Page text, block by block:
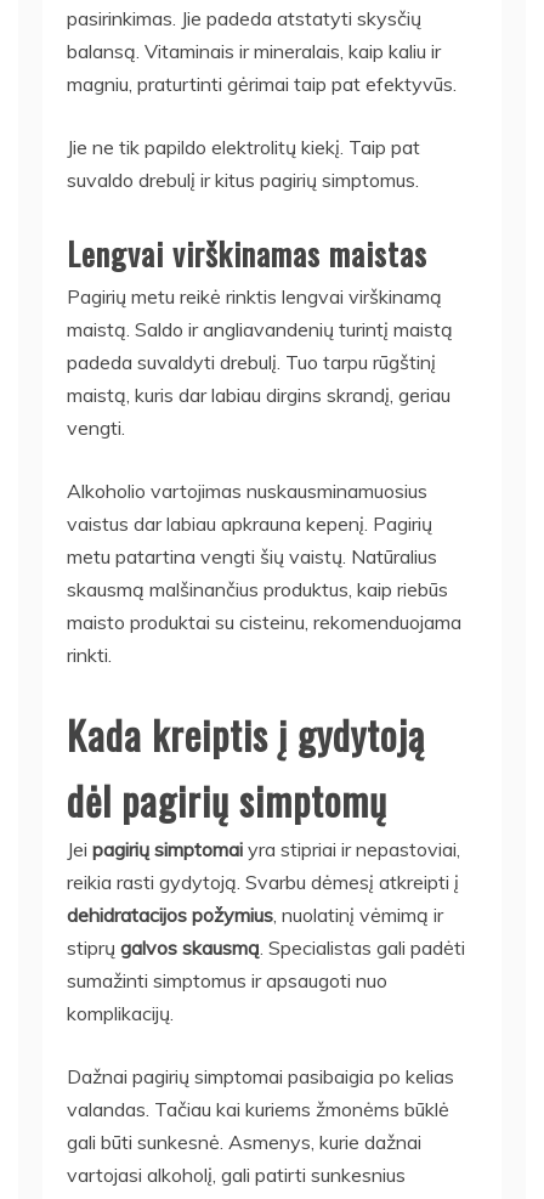
pasirinkimas. Jie padeda atstatyti skysčių
balansą. Vitaminais ir mineralais, kaip kaliu ir
magniu, praturtinti gėrimai taip pat efektyvūs.
Jie ne tik papildo elektrolitų kiekį. Taip pat
suvaldo drebulį ir kitus pagirių simptomus.
Lengvai virškinamas maistas
Pagirių metu reikė rinktis lengvai virškinamą
maistą. Saldo ir angliavandenių turintį maistą
padeda suvaldyti drebulį. Tuo tarpu rūgštinį
maistą, kuris dar labiau dirgins skrandį, geriau
vengti.
Alkoholio vartojimas nuskausminamuosius
vaistus dar labiau apkrauna kepenį. Pagirių
metu patartina vengti šių vaistų. Natūralius
skausmą malšinančius produktus, kaip riebūs
maisto produktai su cisteinu, rekomenduojama
rinkti.
Kada kreiptis į gydytoją
dėl pagirių simptomų
Jei pagirių simptomai yra stipriai ir nepastoviai,
reikia rasti gydytoją. Svarbu dėmesį atkreipti į
dehidratacijos požymius, nuolatinį vėmimą ir
stiprų galvos skausmą. Specialistas gali padėti
sumažinti simptomus ir apsaugoti nuo
komplikacijų.
Dažnai pagirių simptomai pasibaigia po kelias
valandas. Tačiau kai kuriems žmonėms būklė
gali būti sunkesnė. Asmenys, kurie dažnai
vartojasi alkoholį, gali patirti sunkesnius